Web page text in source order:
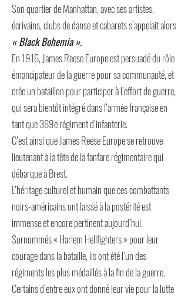
Son quartier de Manhattan, avec ses artistes,
écrivains, clubs de danse et cabarets s’appelait alors
« Black Bohemia ».
En 1916, James Reese Europe est persuadé du rôle
émancipateur de la guerre pour sa communauté, et
crée un bataillon pour participer à l’effort de guerre,
qui sera bientôt intégré dans l’armée française en
tant que 369e régiment d’infanterie.
C’est ainsi que James Reese Europe se retrouve
lieutenant à la tête de la fanfare régimentaire qui
débarque à Brest.
L’héritage culturel et humain que ces combattants
noirs-américains ont laissé à la postérité est
immense et encore pertinent aujourd’hui.
Surnommés « Harlem Hellfighters » pour leur
courage dans la bataille, ils ont été l’un des
régiments les plus médaillés à la fin de la guerre.
Certains d’entre eux ont donné leur vie pour la lutte